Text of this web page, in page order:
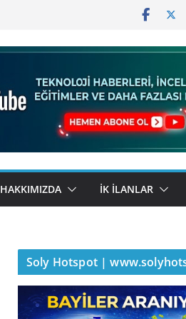
HAKKIMIZDA İK İLANLAR
Soly Hotspot |